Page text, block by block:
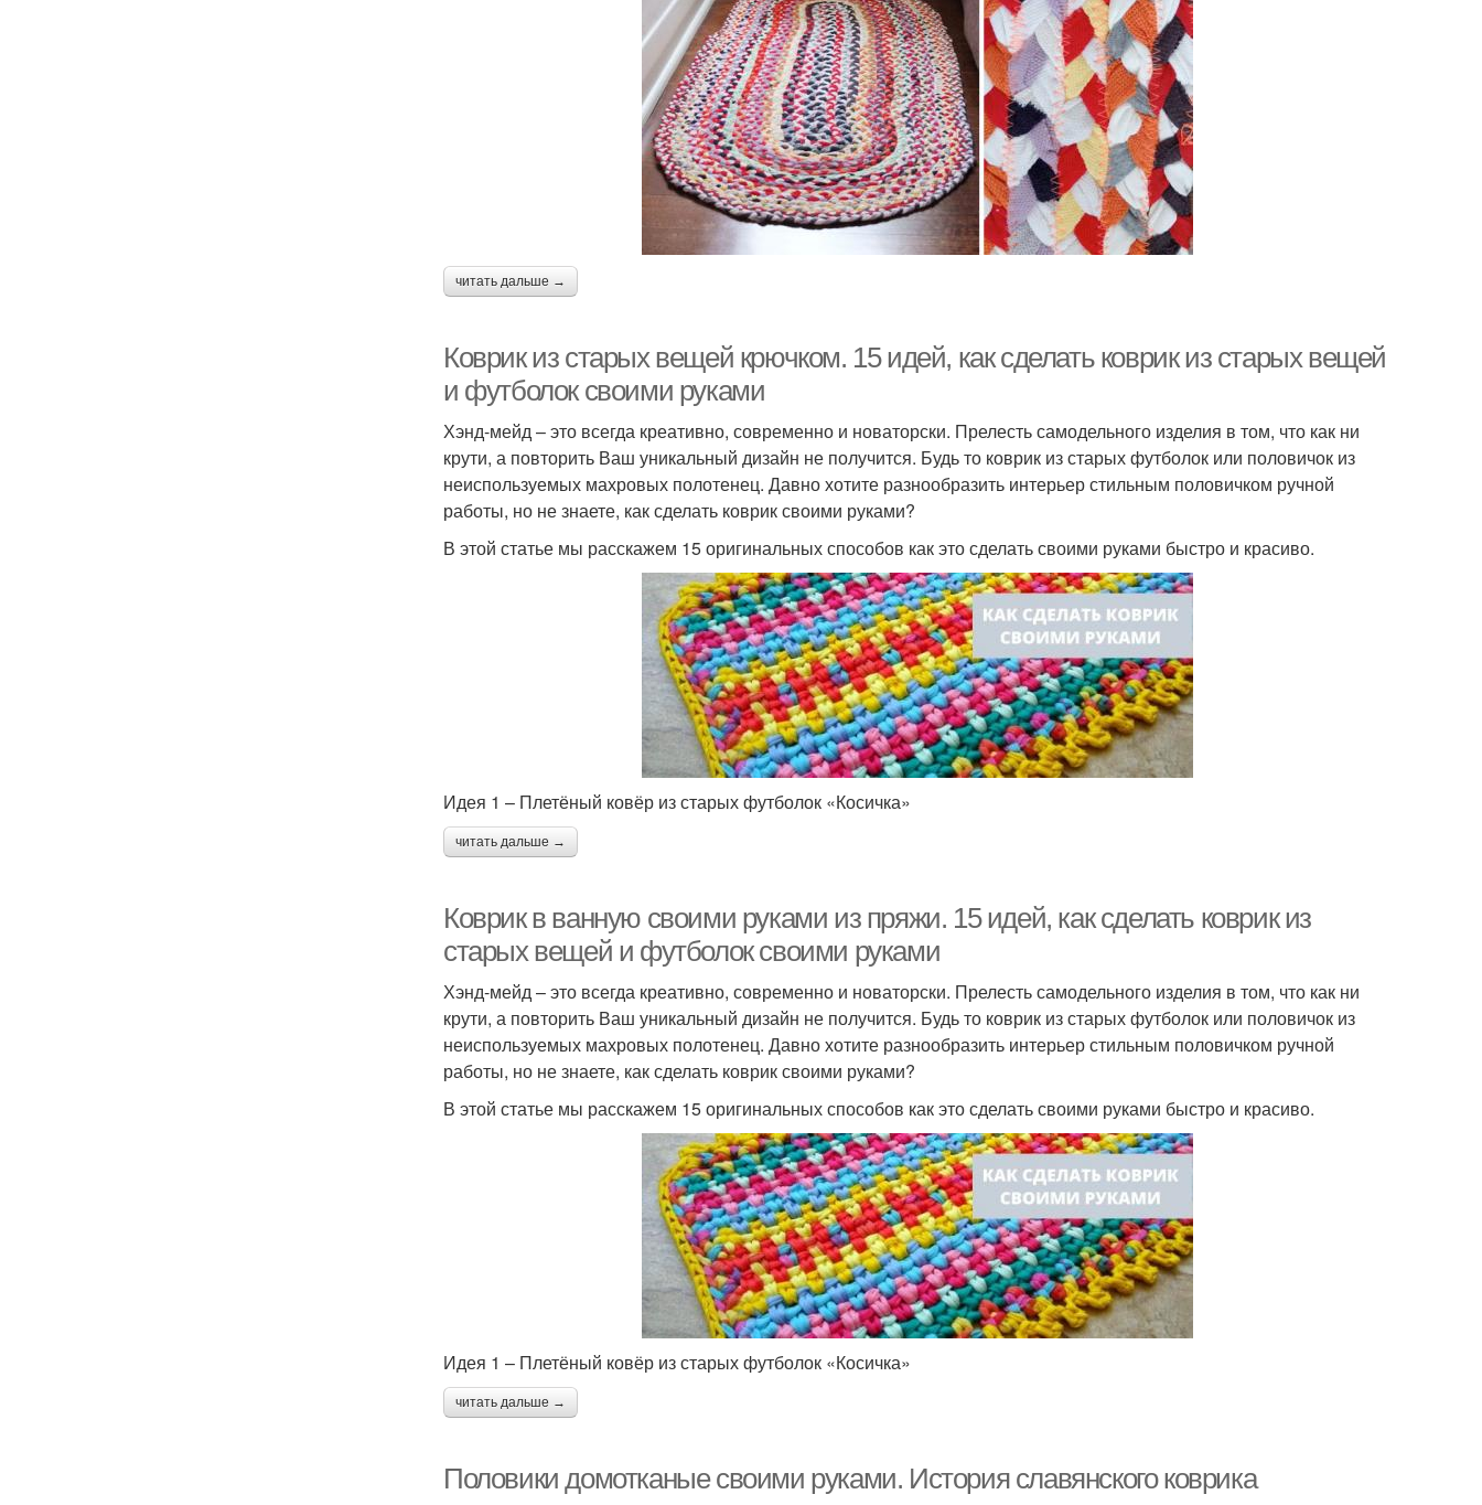
читать дальше →
Коврик из старых вещей крючком. 15 идей, как сделать коврик из старых вещей
и футболок своими руками
Хэнд-мейд – это всегда креативно, современно и новаторски. Прелесть самодельного изделия в том, что как ни
крути, а повторить Ваш уникальный дизайн не получится. Будь то коврик из старых футболок или половичок из
неиспользуемых махровых полотенец. Давно хотите разнообразить интерьер стильным половичком ручной
работы, но не знаете, как сделать коврик своими руками?
В этой статье мы расскажем 15 оригинальных способов как это сделать своими руками быстро и красиво.
Идея 1 – Плетёный ковёр из старых футболок «Косичка»
читать дальше →
Коврик в ванную своими руками из пряжи. 15 идей, как сделать коврик из
старых вещей и футболок своими руками
Хэнд-мейд – это всегда креативно, современно и новаторски. Прелесть самодельного изделия в том, что как ни
крути, а повторить Ваш уникальный дизайн не получится. Будь то коврик из старых футболок или половичок из
неиспользуемых махровых полотенец. Давно хотите разнообразить интерьер стильным половичком ручной
работы, но не знаете, как сделать коврик своими руками?
В этой статье мы расскажем 15 оригинальных способов как это сделать своими руками быстро и красиво.
Идея 1 – Плетёный ковёр из старых футболок «Косичка»
читать дальше →
Половики домотканые своими руками. История славянского коврика